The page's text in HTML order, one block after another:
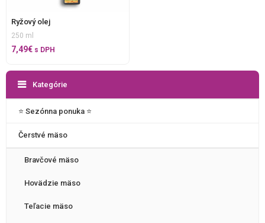
Ryžový olej
250 ml
7,49€ s DPH
Kategórie
⭐️ Sezónna ponuka ⭐️
Čerstvé mäso
Bravčové mäso
Hovädzie mäso
Teľacie mäso